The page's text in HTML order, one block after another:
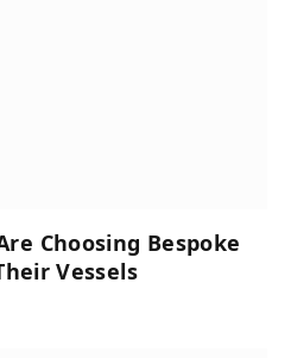
Choosing Bespoke
Vessels